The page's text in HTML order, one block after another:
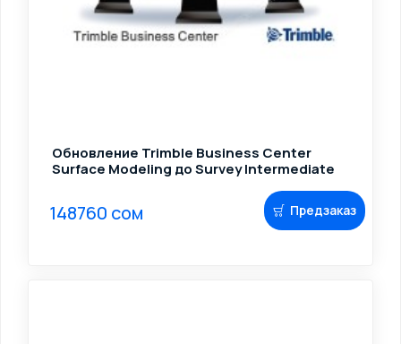
Обновление Trimble Business Center
Surface Modeling до Survey Intermediate
148760 сом Предзаказ